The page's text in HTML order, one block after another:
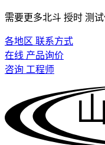
需要更多北斗 授时 测
各地区 联系方式
在线 产品询价
咨询 工程师